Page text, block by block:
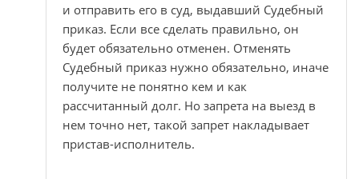
и отправить его в суд, выдавший Судебный
приказ. Если все сделать правильно, он
будет обязательно отменен. Отменять
Судебный приказ нужно обязательно, иначе
получите не понятно кем и как
рассчитанный долг. Но запрета на выезд в
нем точно нет, такой запрет накладывает
пристав-исполнитель.